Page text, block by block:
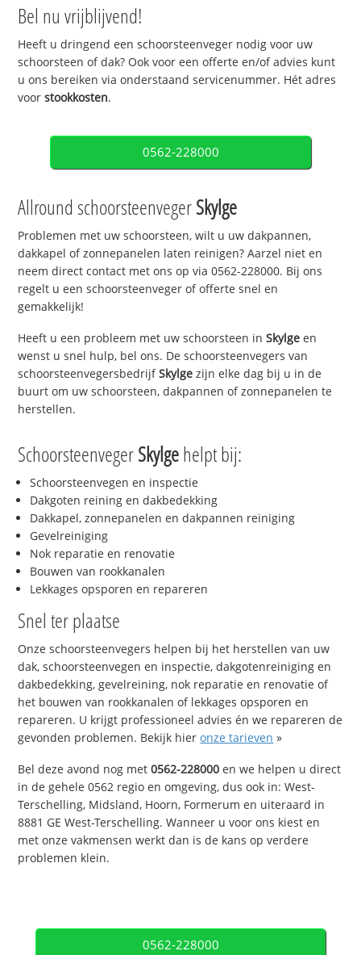
Bel nu vrijblijvend!
Heeft u dringend een schoorsteenveger nodig voor uw
schoorsteen of dak? Ook voor een offerte en/of advies kunt
u ons bereiken via onderstaand servicenummer. Hét adres
voorstookkosten.
0562-228000
Allround schoorsteenvegerSkylge
Problemen met uw schoorsteen, wilt u uw dakpannen,
dakkapel of zonnepanelen laten reinigen? Aarzel niet en
neem direct contact met ons op via 0562-228000. Bij ons
regelt u een schoorsteenveger of offerte snel en
gemakkelijk!
Heeft u een probleem met uw schoorsteen inSkylge en
wenst u snel hulp, bel ons. De schoorsteenvegers van
schoorsteenvegersbedrijfSkylge zijn elke dag bij u in de
buurt om uw schoorsteen, dakpannen of zonnepanelen te
herstellen.
SchoorsteenvegerSkylgehelpt bij:
Schoorsteenvegen en inspectie
Dakgoten reining en dakbedekking
Dakkapel, zonnepanelen en dakpannen reiniging
Gevelreiniging
Nok reparatie en renovatie
Bouwen van rookkanalen
Lekkages opsporen en repareren
Snel ter plaatse
Onze schoorsteenvegers helpen bij het herstellen van uw
dak, schoorsteenvegen en inspectie, dakgotenreiniging en
dakbedekking, gevelreining, nok reparatie en renovatie of
het bouwen van rookkanalen of lekkages opsporen en
repareren. U krijgt professioneel advies én we repareren de
gevonden problemen. Bekijk hieronze tarieven »
Bel deze avond nog met0562-228000 en we helpen u direct
in de gehele 0562 regio en omgeving, dus ook in: West-
Terschelling, Midsland, Hoorn, Formerum en uiteraard in
8881 GE West-Terschelling. Wanneer u voor ons kiest en
met onze vakmensen werkt dan is de kans op verdere
problemen klein.
0562-228000